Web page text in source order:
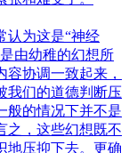
认为这是“神经
由幼稚的幻想所
协调一致起来，
我们的道德判断压
般的情况下并不是
之，这些幻想既不
地压抑下去。更确